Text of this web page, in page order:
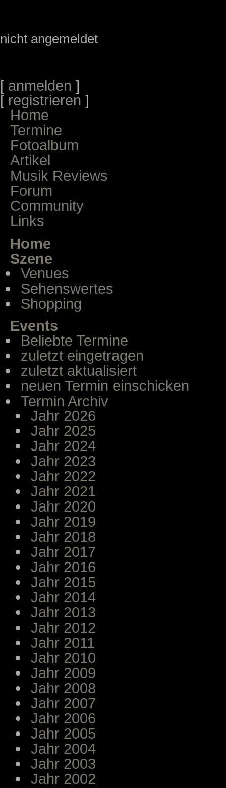
nicht angemeldet
[ anmelden ]
[ registrieren ]
Home
Termine
Fotoalbum
Artikel
Musik Reviews
Forum
Community
Links
Home
Szene
Venues
Sehenswertes
Shopping
Events
Beliebte Termine
zuletzt eingetragen
zuletzt aktualisiert
neuen Termin einschicken
Termin Archiv
Jahr 2026
Jahr 2025
Jahr 2024
Jahr 2023
Jahr 2022
Jahr 2021
Jahr 2020
Jahr 2019
Jahr 2018
Jahr 2017
Jahr 2016
Jahr 2015
Jahr 2014
Jahr 2013
Jahr 2012
Jahr 2011
Jahr 2010
Jahr 2009
Jahr 2008
Jahr 2007
Jahr 2006
Jahr 2005
Jahr 2004
Jahr 2003
Jahr 2002